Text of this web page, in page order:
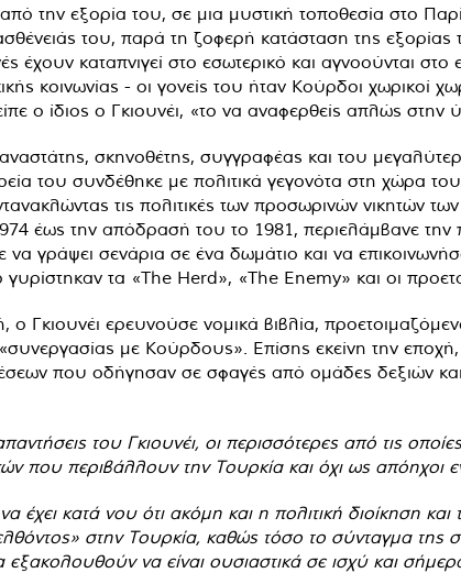
την εξορία του, σε μια μυστική τοποθεσία στο
του, παρά τη ζοφερή κατάσταση της
έχουν καταπνιγεί στο εσωτερικό και αγνοούνται
κοινωνίας - οι γονείς του ήταν Κούρδοι χωρικοί
ο ίδιος ο Γκιουνέι, «το να αναφερθείς απλώς στην
σκηνοθέτης, συγγραφέας και του
του συνδέθηκε με πολιτικά γεγονότα στη χώρα
τις πολιτικές των προσωρινών νικητών
έως την απόδρασή του το 1981, περιελάμβανε
γράψει σενάρια σε ένα δωμάτιο και να
τα «The Herd», «The Enemy» και οι
ο Γκιουνέι ερευνούσε νομικά βιβλία,
με Κούρδους». Επίσης εκείνη την
που οδήγησαν σε σφαγές από ομάδες δεξιών
του Γκιουνέι, οι περισσότερες από τις
που περιβάλλουν την Τουρκία και όχι ως απόηχοι
έχει κατά νου ότι ακόμη και η πολιτική διοίκηση
στην Τουρκία, καθώς τόσο το σύνταγμα της
να είναι ουσιαστικά σε ισχύ και